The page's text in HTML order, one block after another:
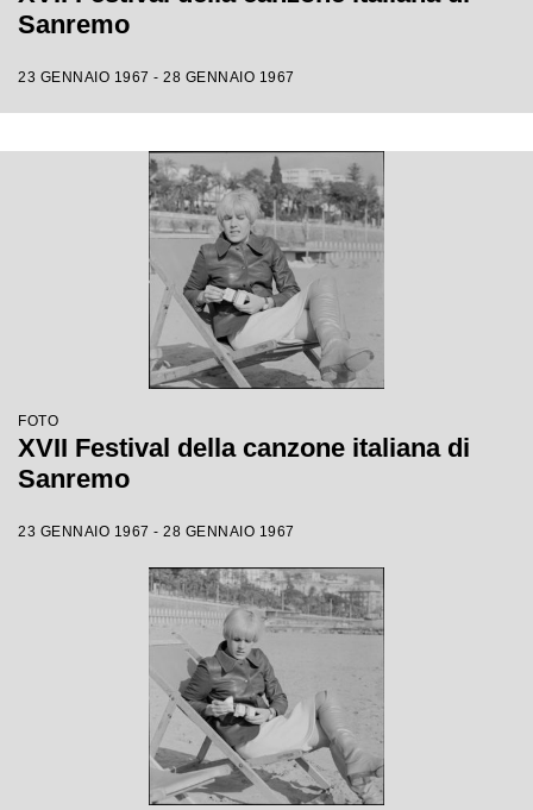
Sanremo
23 GENNAIO 1967 - 28 GENNAIO 1967
FOTO
XVII Festival della canzone italiana di
Sanremo
23 GENNAIO 1967 - 28 GENNAIO 1967